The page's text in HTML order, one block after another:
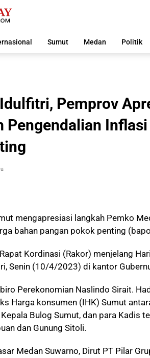
Sumut Medan Politik
Pemprov
Pengendalian
mengapresiasi langkah Pemko
bahan pangan pokok penting
Kordinasi (Rakor) menjelang
Senin (10/4/2023) di kantor
Perekonomian Naslindo Sirait.
Harga konsumen (IHK) Sumut
Bulog Sumut, dan para Kadis
dan Gunung Sitoli.
Medan Suwarno, Dirut PT Pilar